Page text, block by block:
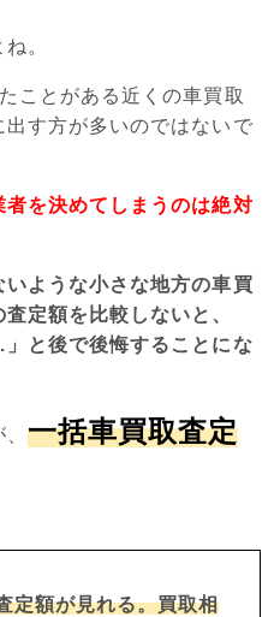
。
ことがある近くの車買取
す方が多いのではないで
者を決めてしまうのは絶対
ような小さな地方の車買
定額を比較しないと、
と後で後悔することにな
一括車買取査定
定額が見れる。買取相